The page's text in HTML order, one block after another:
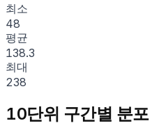
최소
48
평균
138.3
최대
238
10단위 구간별 분포